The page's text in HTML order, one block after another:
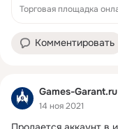
топовых чемпов 2/
Торговая площадка
Комментировать
Games-Garant.ru
14 ноя 2021